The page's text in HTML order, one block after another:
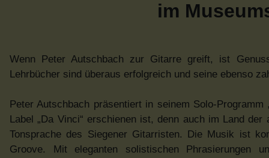
im
Wenn Peter Autschbach zur Gitarre greift, ist
Lehrbücher sind überaus erfolgreich und seine ebenso
Peter Autschbach präsentiert in seinem Solo-
Label „Da Vinci“ erschienen ist, denn auch im Land
Tonsprache des Siegener Gitarristen. Die Musik ist
Groove. Mit eleganten solistischen Phrasierungen